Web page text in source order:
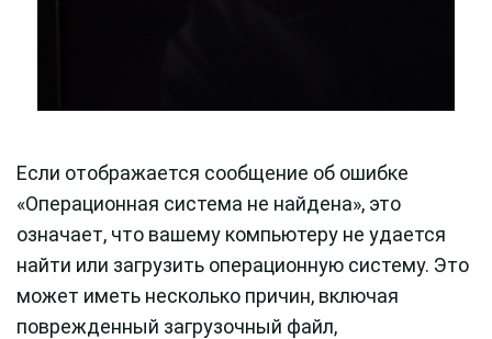
Если отображается сообщение об ошибке
«Операционная система не найдена», это
означает, что вашему компьютеру не удается
найти или загрузить операционную систему. Это
может иметь несколько причин, включая
поврежденный загрузочный файл,